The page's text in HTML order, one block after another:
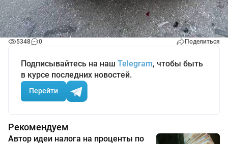
5348 0 Поделиться
Подписывайтесь на наш Telegram, чтобы быть
в курсе последних новостей.
Перейти
Рекомендуем
Автор идеи налога на проценты по